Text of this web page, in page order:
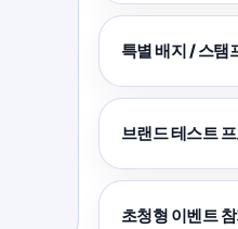
특별 배지 / 스탬
브랜드 테스트
초청형 이벤트